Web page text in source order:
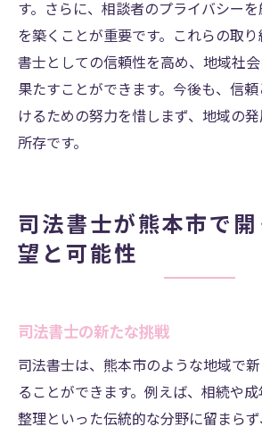
す。さらに、相談者のプライバシー
を築くことが重要です。これらの取
書士としての信頼性を高め、地域社
果たすことができます。今後も、信
けるための努力を惜しまず、地域の
所存です。
司法書士が熊本市で
望と可能性
司法書士の新たな挑戦
司法書士は、熊本市のような地域で
ることができます。例えば、相続や
整理といった伝統的な分野に留まら